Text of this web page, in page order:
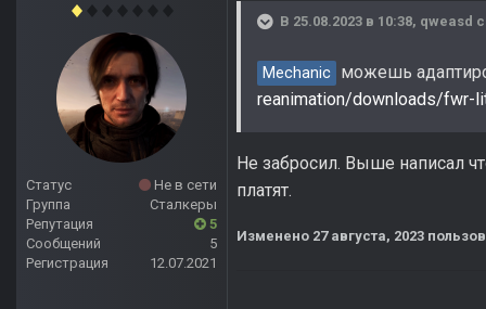
Статус
Не в сети
Группа
Сталкеры
Репутация
5
Сообщений
5
Регистрация
12.07.2021
В 25.08.2023 в 10:38, qweasd
Mechanic можешь
reanimation/downloads/fwr-
Не забросил. Выше написал
платят.
Изменено 27 августа, 2023